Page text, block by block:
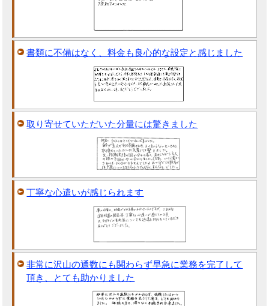
書類に不備はなく、料金も良心的な設定と感じました
取り寄せていただいた分量には驚きました
丁寧な心遣いが感じられます
非常に沢山の通数にも関わらず早急に業務を完了して
頂き、とても助かりました